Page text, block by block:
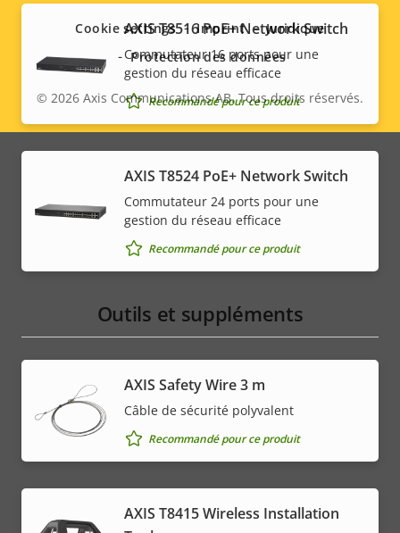
AXIS T8516 PoE+ Network Switch
Commutateur 16 ports pour une
gestion du réseau efficace
Recommandé pour ce produit
AXIS T8524 PoE+ Network Switch
Commutateur 24 ports pour une
gestion du réseau efficace
Recommandé pour ce produit
Outils et suppléments
AXIS Safety Wire 3 m
Câble de sécurité polyvalent
Recommandé pour ce produit
AXIS T8415 Wireless Installation
menu
Legal
menu
© 2026 Axis Communications AB. Tous droits réservés.
Cookie settings Imprint
Juridique
Protection des données